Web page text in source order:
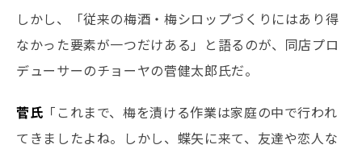
しかし、「従来の梅酒・梅シロップづくりにはあり得
なかった要素が一つだけある」と語るのが、同店プロ
デューサーのチョーヤの菅健太郎氏だ。
菅氏 「これまで、梅を漬ける作業は家庭の中で行われ
てきましたよね。しかし、蝶矢に来て、友達や恋人な